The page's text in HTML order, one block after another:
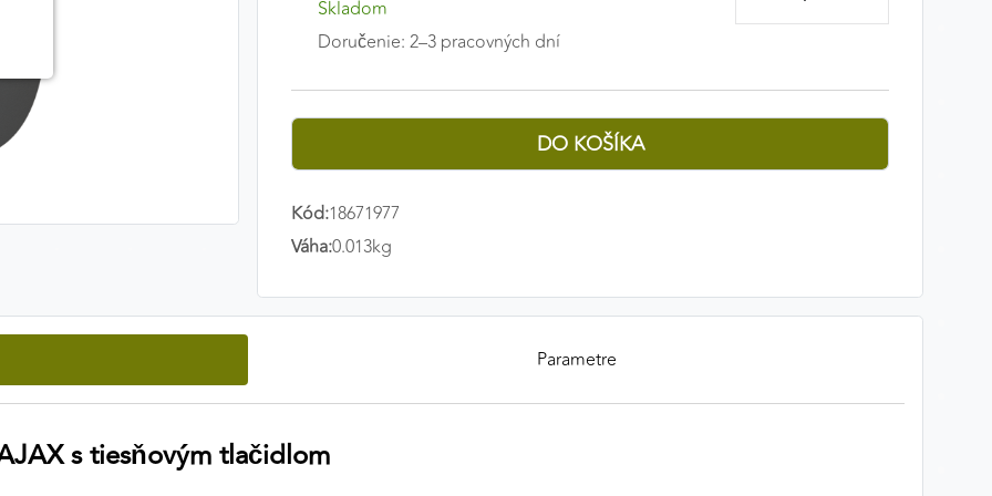
Skladom
Doručenie: 2–3 pracovných dní
Kód:18671977
Váha:0.013kg
Parametre
s tiesňovým tlačidlom